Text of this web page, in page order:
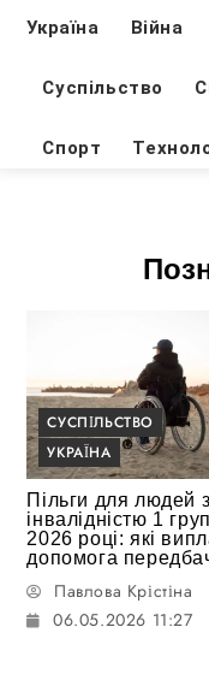
Україна Війна
Суспільство
Спорт
СУСПІЛЬСТВО
УКРАЇНА
Пільги для людей з
інвалідністю 1
2026 році: які
допомога
Павлова Крістіна
06.05.2026 11:27